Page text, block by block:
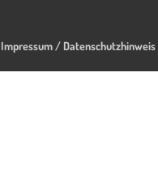
Impressum / Datenschutzhinweis